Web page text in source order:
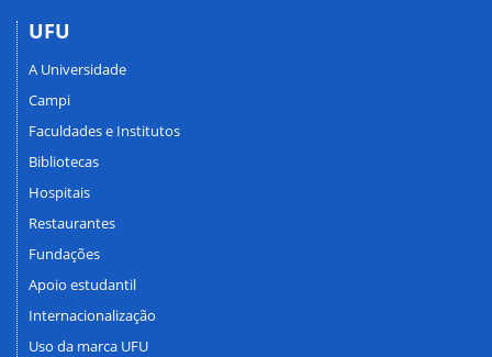
UFU
A Universidade
Campi
Faculdades e Institutos
Bibliotecas
Hospitais
Restaurantes
Fundações
Apoio estudantil
Internacionalização
Uso da marca UFU